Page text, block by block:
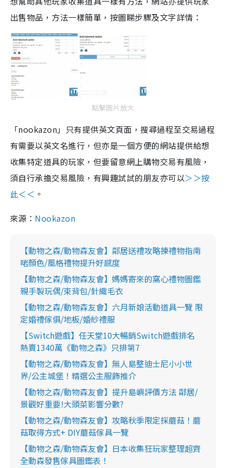
出售物品，方法一樣簡單，按圖睇步驟及文字詳情：
點擊圖片放大
「nookazon」只有提供英文頁面，搜尋過程至交易過程
有需要以英文名進行，但亦是一個方便的網站提供給想
收集特定道具的玩家，但要留意網上購物交易有風險，
須自行承擔交易風險，有興趣試試的朋友亦可以＞＞按
此＜＜ 。
來源： Nookazon
【動物之森/動物森友會】鄰居送禮攻略揀禮物指南
啱顏色/風格禮物提升好感度
【動物之森/動物森友會】媽媽寄來的窩心禮物圖鑑
親手製玩偶/束背包/針織毛衣
【動物之森/動物森友會】六月新娘活動道具一覽 限
定婚禮傢俱/地板/婚紗禮服
【Switch遊戲】任天堂10大暢銷Switch遊戲排名
熱賣1340萬《動物之森》只排第7
【動物之森/動物森友會】無人島整迪士尼小小世
界/公主城堡！精選公主服飾推介
【動物之森/動物森友會】提升島嶼評價方法 鄰居/
景觀好重要!大頭菜影響分數?
【動物之森/動物森友會】攻略秋季限定採蘑菇！蘑
菇取得方式+ DIY蘑菇傢具一覽
【動物之森/動物森友會】日本收集狂玩家整理超齊
全動森發售傢具圖鑑表！